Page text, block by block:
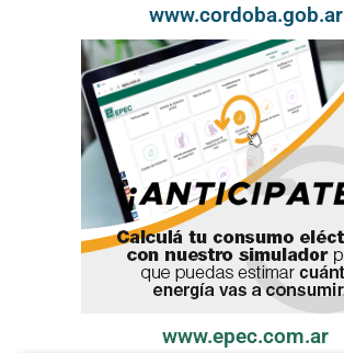
www.cordoba.gob.ar
www.epec.com.ar